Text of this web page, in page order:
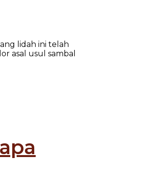
lidah ini telah
asal usul sambal